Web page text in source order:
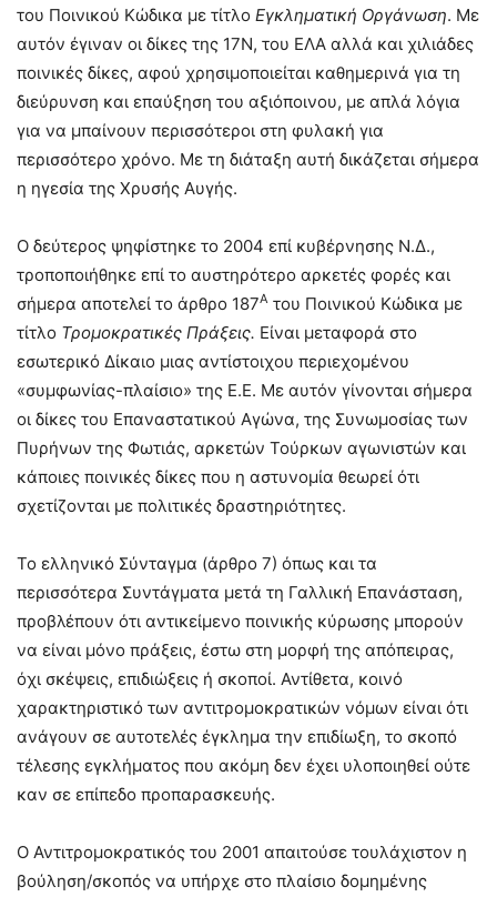
του Ποινικού Κώδικα με τίτλο Εγκληματική Οργάνωση. Με
αυτόν έγιναν οι δίκες της 17Ν, του ΕΛΑ αλλά και χιλιάδες
ποινικές δίκες, αφού χρησιμοποιείται καθημερινά για τη
διεύρυνση και επαύξηση του αξιόποινου, με απλά λόγια
για να μπαίνουν περισσότεροι στη φυλακή για
περισσότερο χρόνο. Με τη διάταξη αυτή δικάζεται σήμερα
η ηγεσία της Χρυσής Αυγής.
Ο δεύτερος ψηφίστηκε το 2004 επί κυβέρνησης Ν.Δ.,
τροποποιήθηκε επί το αυστηρότερο αρκετές φορές και
σήμερα αποτελεί το άρθρο 187Α του Ποινικού Κώδικα με
τίτλο Τρομοκρατικές Πράξεις. Είναι μεταφορά στο
εσωτερικό Δίκαιο μιας αντίστοιχου περιεχομένου
«συμφωνίας-πλαίσιο» της Ε.Ε. Με αυτόν γίνονται σήμερα
οι δίκες του Επαναστατικού Αγώνα, της Συνωμοσίας των
Πυρήνων της Φωτιάς, αρκετών Τούρκων αγωνιστών και
κάποιες ποινικές δίκες που η αστυνομία θεωρεί ότι
σχετίζονται με πολιτικές δραστηριότητες.
Το ελληνικό Σύνταγμα (άρθρο 7) όπως και τα
περισσότερα Συντάγματα μετά τη Γαλλική Επανάσταση,
προβλέπουν ότι αντικείμενο ποινικής κύρωσης μπορούν
να είναι μόνο πράξεις, έστω στη μορφή της απόπειρας,
όχι σκέψεις, επιδιώξεις ή σκοποί. Αντίθετα, κοινό
χαρακτηριστικό των αντιτρομοκρατικών νόμων είναι ότι
ανάγουν σε αυτοτελές έγκλημα την επιδίωξη, το σκοπό
τέλεσης εγκλήματος που ακόμη δεν έχει υλοποιηθεί ούτε
καν σε επίπεδο προπαρασκευής.
Ο Αντιτρομοκρατικός του 2001 απαιτούσε τουλάχιστον η
βούληση/σκοπός να υπήρχε στο πλαίσιο δομημένης